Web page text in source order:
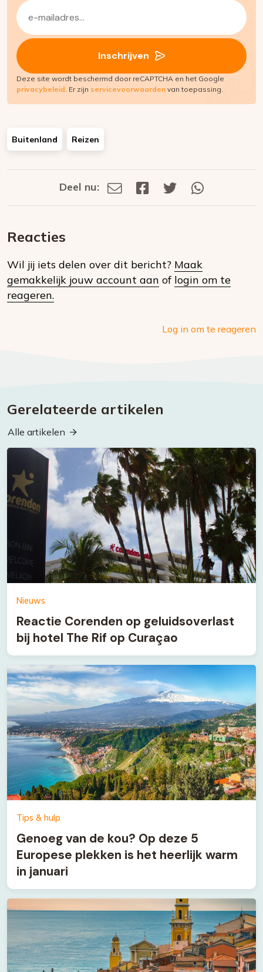
E-
mailadres
(Vereist)
Inschrijven
Deze site wordt beschermd door reCAPTCHA en het Google
privacybeleid. Er zijn servicevoorwaarden van toepassing.
Buitenland Reizen
Deel
social
Deel nu:
Deel
Deel
Deel
Reacties
Wil jij iets delen over dit bericht? Maak
gemakkelijk jouw account aan of login om te
reageren.
Log in om te reageren
Gerelateerde artikelen
Alle artikelen
Nieuws
Reactie Corenden op geluidsoverlast
bij hotel The Rif op Curaçao
Tips & hulp
Genoeg van de kou? Op deze 5
Europese plekken is het heerlijk warm
in januari